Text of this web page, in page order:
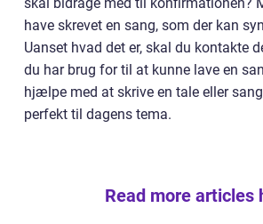
have skrevet en sang, som der kan
Uanset hvad det er, skal du kontakte
du har brug for til at kunne lave en
hjælpe med at skrive en tale eller
perfekt til dagens tema.
Read more articles